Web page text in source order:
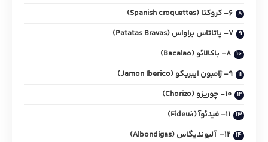
6- کروکتا (Spanish croquettes)
7- پاتاتاس براواس (Patatas Bravas)
8- باکالائو (Bacalao)
9- ژامبون ایبریکو (Jamon Iberico)
10- چوریزو (Chorizo)
11- فیدئوآ (Fideuà)
12- آلبوندیگاس (Albondigas)